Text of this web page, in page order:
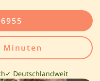
Minuten
✓ Deutschlandweit